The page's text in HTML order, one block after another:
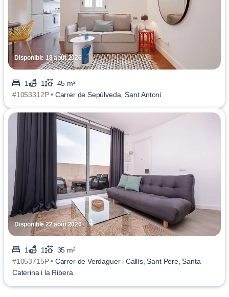
Disponible 18 août 2026
1 1
45 m²
#1053312P • Carrer de Sepúlveda, Sant Antoni
Disponible 22 août 2026
1 1
35 m²
#1053715P • Carrer de Verdaguer i Callís, Sant Pere, Santa
Caterina i la Ribera